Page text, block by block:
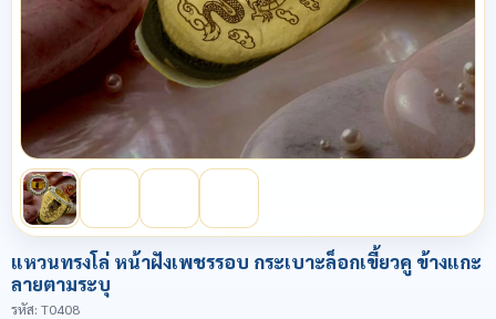
แหวนทรงโล่ หน้าฝังเพชรรอบ กระเบาะล็อกเขี้ยวคู ข้างแกะ
ลายตามระบุ
รหัส: T0408